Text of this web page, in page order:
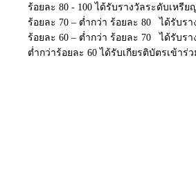
ร้อยละ 80 - 100 ได้รับรางวัลระดับเหรีย
ร้อยละ 70 – ต่ำกว่า ร้อยละ 80 ได้รับร
ร้อยละ 60 – ต่ำกว่า ร้อยละ 70 ได้รับร
ต่ำกว่าร้อยละ 60 ได้รับเกียรติบัตรเข้าร่